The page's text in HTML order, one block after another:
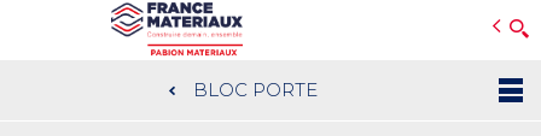
BLOC PORTE